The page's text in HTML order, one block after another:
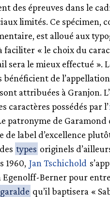
des épreuves dans le
limités. Ce spécimen,
est alloué aux
faciliter « le choix du
sera le mieux effectué ».
bénéficient de
attribuées à Granjon.
caractères possédés par l’
patronyme de Garamond
de label d’excellence
types originels
1960, Jan Tschichold
Egenolff-Berner pour
garalde qu’il baptisera «